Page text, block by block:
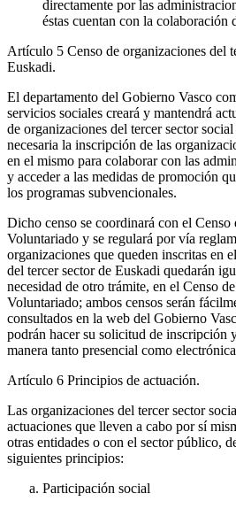
directamente por las
éstas cuentan con la colaboración
Artículo 5 Censo de organizaciones del
Euskadi.
El departamento del Gobierno Vasco
servicios sociales creará y mantendrá
de organizaciones del tercer sector
necesaria la inscripción de las
en el mismo para colaborar con las
y acceder a las medidas de promoción
los programas subvencionales.
Dicho censo se coordinará con el Censo
Voluntariado y se regulará por vía
organizaciones que queden inscritas en
del tercer sector de Euskadi quedarán
necesidad de otro trámite, en el Censo
Voluntariado; ambos censos serán
consultados en la web del Gobierno
podrán hacer su solicitud de inscripción
manera tanto presencial como
Artículo 6 Principios de actuación.
Las organizaciones del tercer sector
actuaciones que lleven a cabo por sí
otras entidades o con el sector público,
siguientes principios:
Participación social